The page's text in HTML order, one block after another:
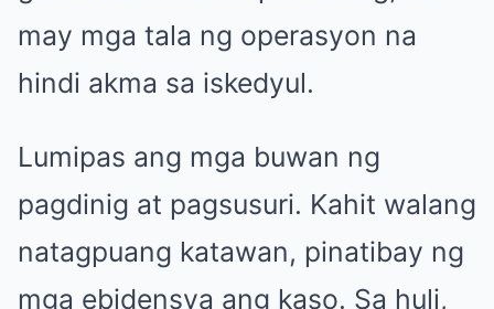
may mga tala ng operasyon na
hindi akma sa iskedyul.
Lumipas ang mga buwan ng
pagdinig at pagsusuri. Kahit walang
natagpuang katawan, pinatibay ng
mga ebidensya ang kaso. Sa huli,